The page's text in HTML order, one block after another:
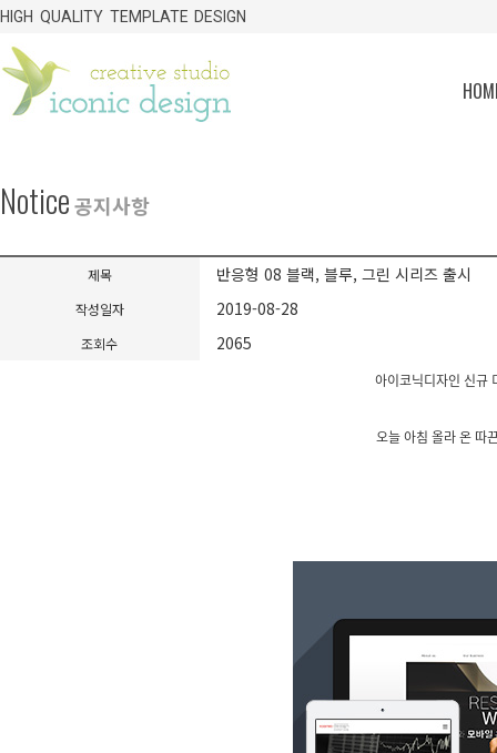
HIGH QUALITY TEMPLATE DESIGN
Notice공지사항
제목 반응형 08 블랙, 블루, 그린 시리즈 출시
작성일자 2019-08-28
조회수 2065
아이코닉디자인 신규
오늘 아침 올라 온 따